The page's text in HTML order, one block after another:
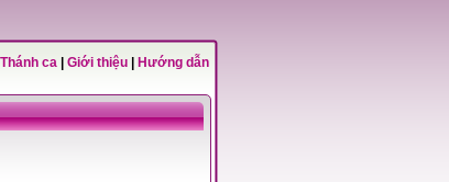
Thánh ca Giới thiệu Hướng dẫn